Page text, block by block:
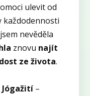
ulevit od
každodennosti
nevěděla
znovu najít
ze života.
–